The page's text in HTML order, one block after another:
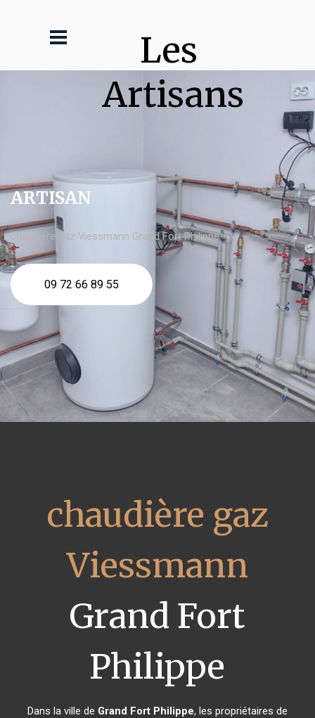
Les
Artisans
ARTISAN
chaudière gaz Viessmann Grand Fort Philippe
09 72 66 89 55
chaudière gaz
Viessmann
Grand Fort
Philippe
Dans la ville de Grand Fort Philippe, les propriétaires de